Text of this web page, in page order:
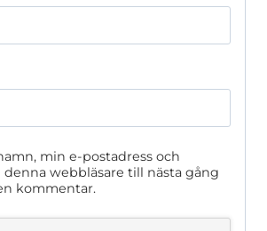
min e-postadress och
webbläsare till nästa gång
kommentar.